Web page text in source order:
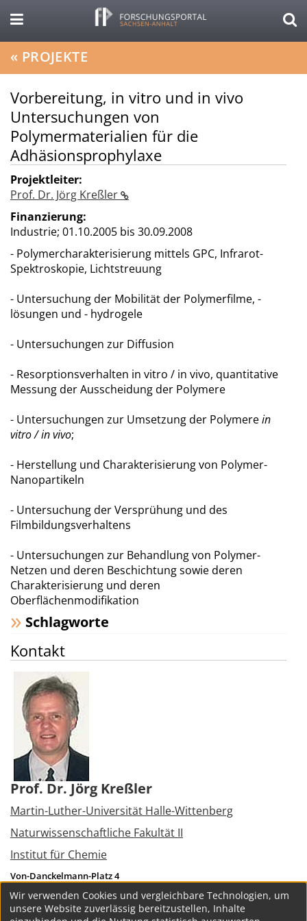
« PROJEKTE
Vorbereitung, in vitro und in vivo
Untersuchungen von
Polymermaterialien für die
Adhäsionsprophylaxe
Projektleiter:
Prof. Dr. Jörg Kreßler
Finanzierung:
Industrie; 01.10.2005 bis 30.09.2008
- Polymercharakterisierung mittels GPC, Infrarot-
Spektroskopie, Lichtstreuung
- Untersuchung der Mobilität der Polymerfilme, -
lösungen und - hydrogele
- Untersuchungen zur Diffusion
- Resorptionsverhalten in vitro / in vivo, quantitative
Messung der Ausscheidung der Polymere
- Untersuchungen zur Umsetzung der Polymerein
vitro / in vivo;
- Herstellung und Charakterisierung von Polymer-
Nanopartikeln
- Untersuchung der Versprühung und des
Filmbildungsverhaltens
- Untersuchungen zur Behandlung von Polymer-
Netzen und deren Beschichtung sowie deren
Charakterisierung und deren
Oberflächenmodifikation
Schlagworte
Kontakt
Prof. Dr. Jörg Kreßler
Martin-Luther-Universität Halle-Wittenberg
Naturwissenschaftliche Fakultät II
Institut für Chemie
Von-Danckelmann-Platz 4
06120
Halle (Saale)
Tel.:
+49 345 5525800
joerg.kressler@chemie.uni-halle.de
Wir verwenden Cookies und vergleichbare Technologien, um
unsere Website zuverlässig bereitzustellen, Inhalte